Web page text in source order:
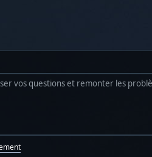
vos questions et remonter les